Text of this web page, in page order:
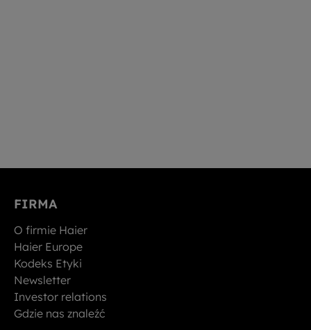
FIRMA
O firmie Haier
Haier Europe
Kodeks Etyki
Newsletter
Investor relations
Gdzie nas znaleźć